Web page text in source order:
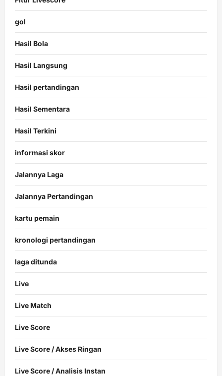
gol
Hasil Bola
Hasil Langsung
Hasil pertandingan
Hasil Sementara
Hasil Terkini
informasi skor
Jalannya Laga
Jalannya Pertandingan
kartu pemain
kronologi pertandingan
laga ditunda
Live
Live Match
Live Score
Live Score / Akses Ringan
Live Score / Analisis Instan